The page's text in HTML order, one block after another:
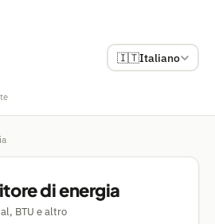
🇮🇹Italiano
di energia
BTU e altro